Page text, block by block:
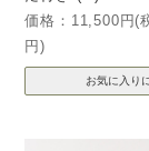
価格：11,500円(
円)